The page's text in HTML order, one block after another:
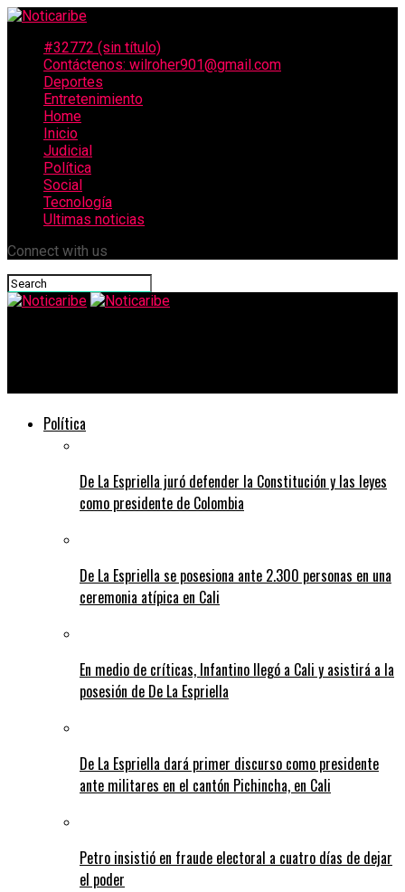
#32772 (sin título)
Contáctenos: wilroher901@gmail.com
Deportes
Entretenimiento
Home
Inicio
Judicial
Política
Social
Tecnología
Ultimas noticias
Connect with us
Política
De La Espriella juró defender la Constitución y las leyes
como presidente de Colombia
De La Espriella se posesiona ante 2.300 personas en una
ceremonia atípica en Cali
En medio de críticas, Infantino llegó a Cali y asistirá a la
posesión de De La Espriella
De La Espriella dará primer discurso como presidente
ante militares en el cantón Pichincha, en Cali
Petro insistió en fraude electoral a cuatro días de dejar
el poder